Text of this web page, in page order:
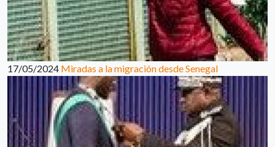
17/05/2024 Miradas a la migración desde Senegal